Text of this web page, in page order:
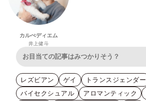
カルぺディエム
井上健斗
レズビアン ゲイ
トランスジェンダー
バイセクシュアル
アロマンティック